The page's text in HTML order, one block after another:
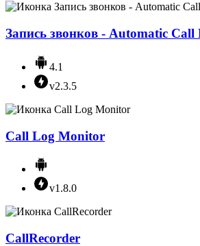
Запись звонков - Automatic Call
4.1
v2.3.5
Call Log Monitor
v1.8.0
CallRecorder